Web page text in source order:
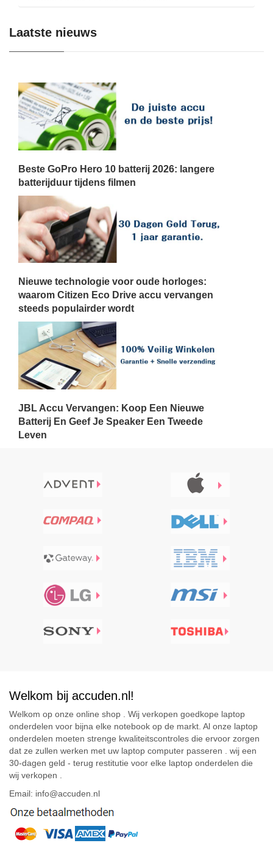
Laatste nieuws
Beste GoPro Hero 10 batterij 2026: langere
batterijduur tijdens filmen
Nieuwe technologie voor oude horloges:
waarom Citizen Eco Drive accu vervangen
steeds populairder wordt
JBL Accu Vervangen: Koop Een Nieuwe
Batterij En Geef Je Speaker Een Tweede
Leven
Welkom bij accuden.nl!
Welkom op onze online shop . Wij verkopen goedkope laptop
onderdelen voor bijna elke notebook op de markt. Al onze laptop
onderdelen moeten strenge kwaliteitscontroles die ervoor zorgen
dat ze zullen werken met uw laptop computer passeren . wij een
30-dagen geld - terug restitutie voor elke laptop onderdelen die
wij verkopen .
Email: info@accuden.nl